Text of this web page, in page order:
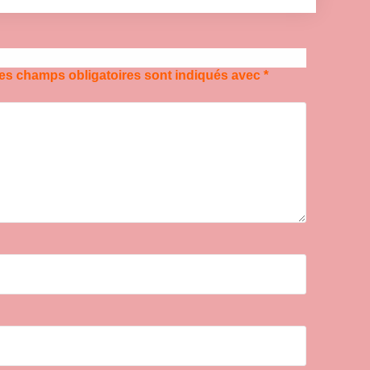
champs obligatoires sont indiqués avec *